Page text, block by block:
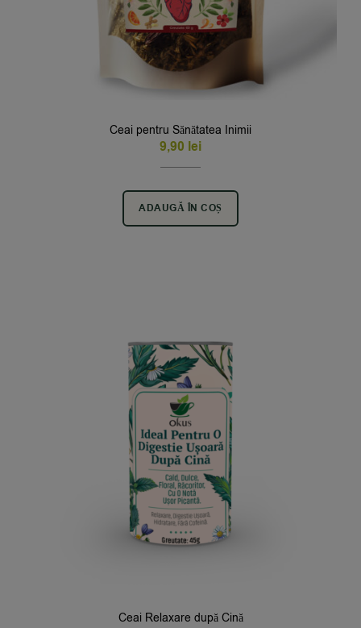
Ceai pentru Sănătatea Inimii
9,90 lei
ADAUGĂ ÎN COȘ
Ceai Relaxare după Cină